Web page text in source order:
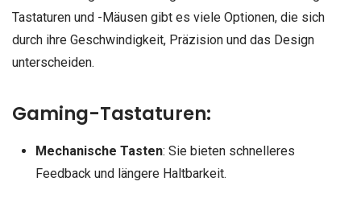
Tastaturen und -Mäusen gibt es viele Optionen, die sich
durch ihre Geschwindigkeit, Präzision und das Design
unterscheiden.
Gaming-Tastaturen:
Mechanische Tasten: Sie bieten schnelleres
Feedback und längere Haltbarkeit.